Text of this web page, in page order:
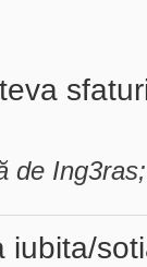
de
iubita/